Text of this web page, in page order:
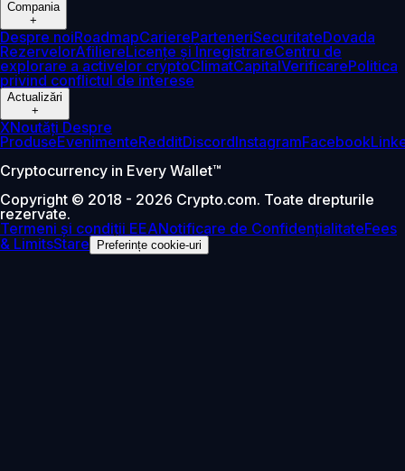
Compania
+
Despre noiRoadmapCariereParteneriSecuritateDovada
RezervelorAfiliereLicențe și ÎnregistrareCentru de
explorare a activelor cryptoClimatCapitalVerificarePolitica
privind conflictul de interese
Actualizări
+
XNoutăți Despre
ProduseEvenimenteRedditDiscordInstagramFacebook
Cryptocurrency in Every Wallet™
Copyright © 2018 - 2026 Crypto.com. Toate drepturile
rezervate.
Termeni și condiții EEANotificare de ConfidențialitateFees
& LimitsStare Preferințe cookie-uri